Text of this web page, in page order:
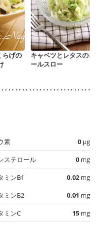
らげの
キャベツとレタスのコ
ールスロー
素 0 µg
ステロール
0 mg
ミンB1
0.02 mg
ミンB2
0.01 mg
ミンC
15 mg